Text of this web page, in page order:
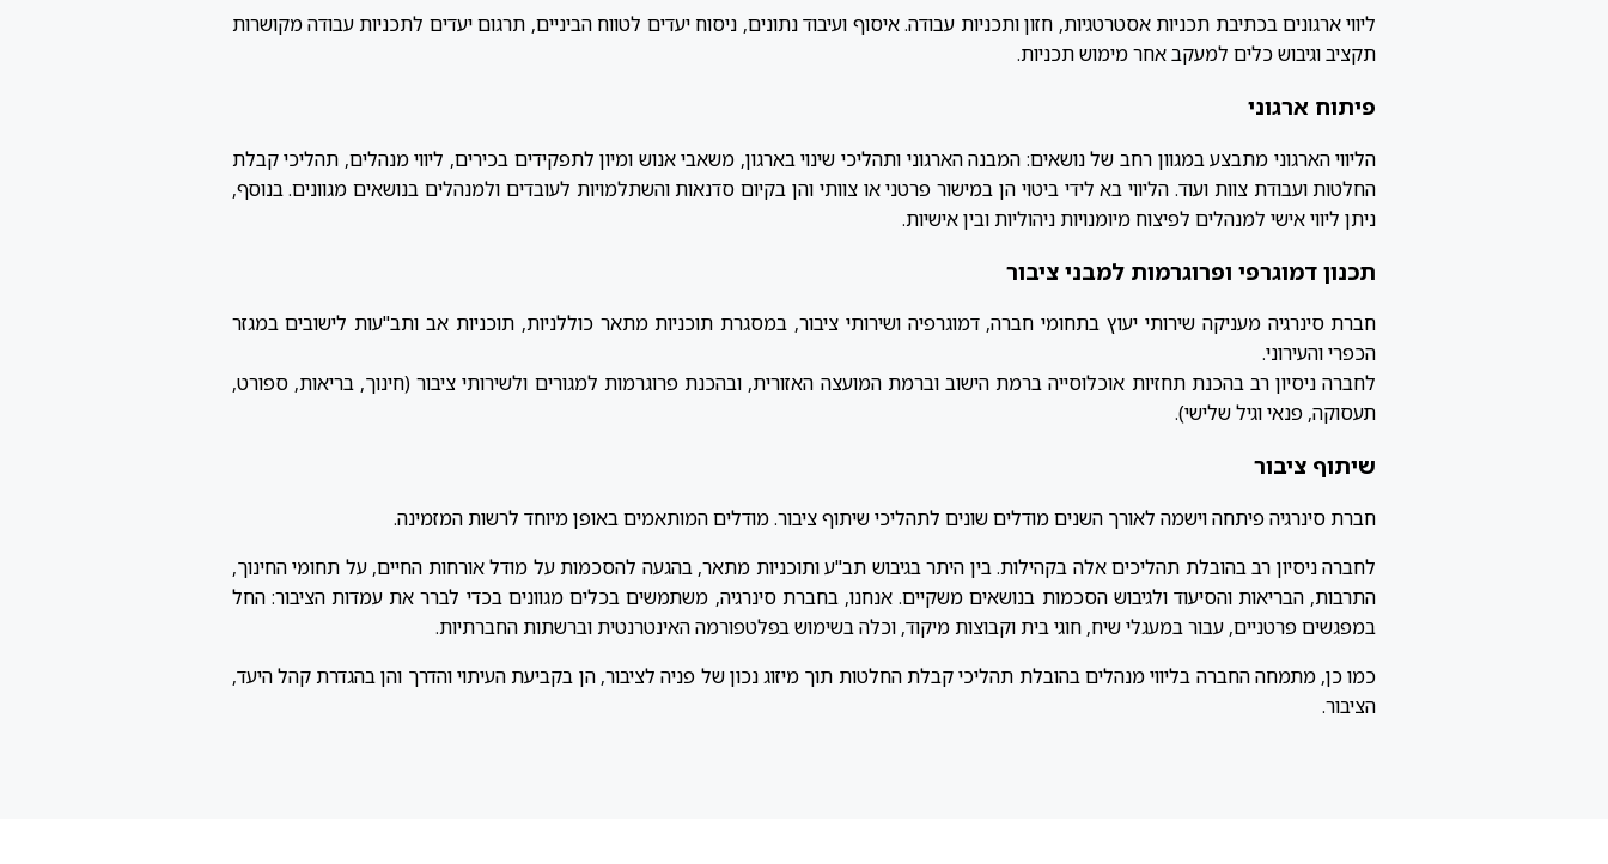
ליווי ארגונים בכתיבת תכניות אסטרטגיות, חזון ותכניות עבודה. איסוף ועיבוד נתונים, ניסוח יעדים לטווח הביניים, תרגום יעדים לתכניות עבודה מקושרות
תקציב וגיבוש כלים למעקב אחר מימוש תכניות.
פיתוח ארגוני
הליווי הארגוני מתבצע במגוון רחב של נושאים: המבנה הארגוני ותהליכי שינוי בארגון, משאבי אנוש ומיון לתפקידים בכירים, ליווי מנהלים, תהליכי קבלת
החלטות ועבודת צוות ועוד. הליווי בא לידי ביטוי הן במישור פרטני או צוותי והן בקיום סדנאות והשתלמויות לעובדים ולמנהלים בנושאים מגוונים. בנוסף,
ניתן ליווי אישי למנהלים לפיצוח מיומנויות ניהוליות ובין אישיות.
תכנון דמוגרפי ופרוגרמות למבני ציבור
חברת סינרגיה מעניקה שירותי יעוץ בתחומי חברה, דמוגרפיה ושירותי ציבור, במסגרת תוכניות מתאר כוללניות, תוכניות אב ותב"עות לישובים במגזר
הכפרי והעירוני.
לחברה ניסיון רב בהכנת תחזיות אוכלוסייה ברמת הישוב וברמת המועצה האזורית, ובהכנת פרוגרמות למגורים ולשירותי ציבור (חינוך, בריאות, ספורט,
תעסוקה, פנאי וגיל שלישי).
שיתוף ציבור
חברת סינרגיה פיתחה וישמה לאורך השנים מודלים שונים לתהליכי שיתוף ציבור. מודלים המותאמים באופן מיוחד לרשות המזמינה.
לחברה ניסיון רב בהובלת תהליכים אלה בקהילות. בין היתר בגיבוש תב"ע ותוכניות מתאר, בהגעה להסכמות על מודל אורחות החיים, על תחומי החינוך,
התרבות, הבריאות והסיעוד ולגיבוש הסכמות בנושאים משקיים. אנחנו, בחברת סינרגיה, משתמשים בכלים מגוונים בכדי לברר את עמדות הציבור: החל
במפגשים פרטניים, עבור במעגלי שיח, חוגי בית וקבוצות מיקוד, וכלה בשימוש בפלטפורמה האינטרנטית וברשתות החברתיות.
כמו כן, מתמחה החברה בליווי מנהלים בהובלת תהליכי קבלת החלטות תוך מיזוג נכון של פניה לציבור, הן בקביעת העיתוי והדרך והן בהגדרת קהל היעד,
הציבור.